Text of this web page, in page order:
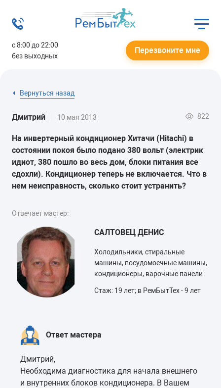
с 8:00 до 22:00
без выходных
Перезвоните мне
Вернуться назад
Дмитрий 10 мая 2013 822
На инвертерный кондиционер Хитачи (Hitachi) в
состоянии покоя было подано 380 вольт (электрик
идиот, 380 пошло во весь дом, блоки питания все
сдохли). Кондиционер теперь не включается. Что в
нем неисправность, сколько стоит устранить?
Отвечает мастер:
САЛТОВЕЦ ДЕНИС
Холодильники, стиральные
машины, посудомоечные машины,
кондиционеры, варочные панели
Стаж: 19 лет; в РемБытТех - 9 лет
Ответ мастера
Дмитрий,
Необходима диагностика для начала внешнего
и внутренних блоков кондиционера. В Вашем